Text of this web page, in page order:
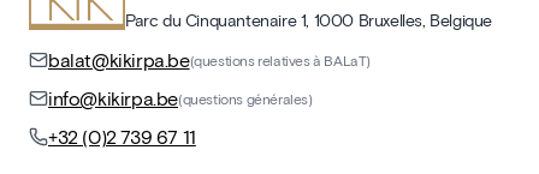
Parc du Cinquantenaire 1, 1000 Bruxelles, Belgique
balat@kikirpa.be(questions relatives à BALaT)
info@kikirpa.be(questions générales)
+32 (0)2 739 67 11